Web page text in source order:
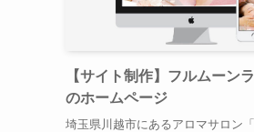
【サイト制作】フルムーン
のホームページ
埼玉県川越市にあるアロマサロン